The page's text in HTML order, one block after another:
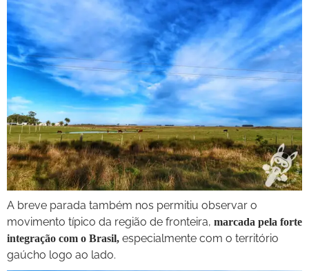
A breve parada também nos permitiu observar o
movimento típico da região de fronteira, marcada pela forte
integração com o Brasil, especialmente com o território
gaúcho logo ao lado.